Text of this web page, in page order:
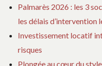
Palmarès 2026 : les 3
les délais d’intervention
Investissement locatif
risques
Plongée au cœur du